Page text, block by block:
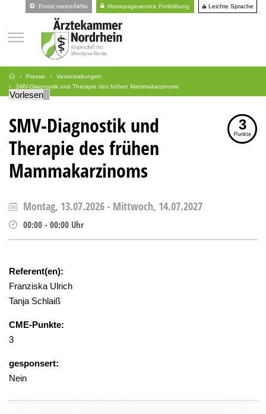
Portal meineÄkNo Homepageservice Fortbildung Leichte Sprache
Presse
Veranstaltungen
SMV-Diagnostik und Therapie des frühen Mammakarzinoms
Vorlesen
SMV-Diagnostik und
Therapie des frühen
Mammakarzinoms
3
Punkte
Montag, 13.07.2026- Mittwoch, 14.07.2027
00:00 - 00:00 Uhr
Referent(en):
Franziska Ulrich
Tanja Schlaiß
CME-Punkte:
3
gesponsert:
Nein